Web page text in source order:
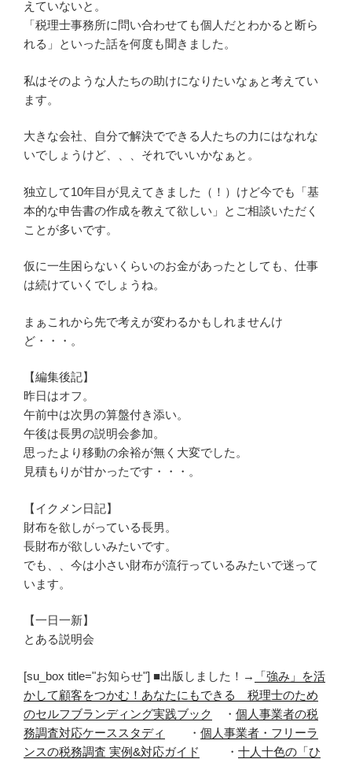
えていないと。
「税理士事務所に問い合わせても個人だとわかると断ら
れる」といった話を何度も聞きました。
私はそのような人たちの助けになりたいなぁと考えてい
ます。
大きな会社、自分で解決でできる人たちの力にはなれな
いでしょうけど、、、それでいいかなぁと。
独立して10年目が見えてきました（！）けど今でも「基
本的な申告書の作成を教えて欲しい」とご相談いただく
ことが多いです。
仮に一生困らないくらいのお金があったとしても、仕事
は続けていくでしょうね。
まぁこれから先で考えが変わるかもしれませんけ
ど・・・。
【編集後記】
昨日はオフ。
午前中は次男の算盤付き添い。
午後は長男の説明会参加。
思ったより移動の余裕が無く大変でした。
見積もりが甘かったです・・・。
【イクメン日記】
財布を欲しがっている長男。
長財布が欲しいみたいです。
でも、、今は小さい財布が流行っているみたいで迷って
います。
【一日一新】
とある説明会
[su_box title="お知らせ"] ■出版しました！→
「強み」を活
かして顧客をつかむ！あなたにもできる 税理士のため
のセルフブランディング実践ブック
・ 個人事業者の税
務調査対応ケーススタディ
・ 個人事業者・フリーラ
ンスの税務調査 実例&対応ガイド
・ 十人十色の「ひ